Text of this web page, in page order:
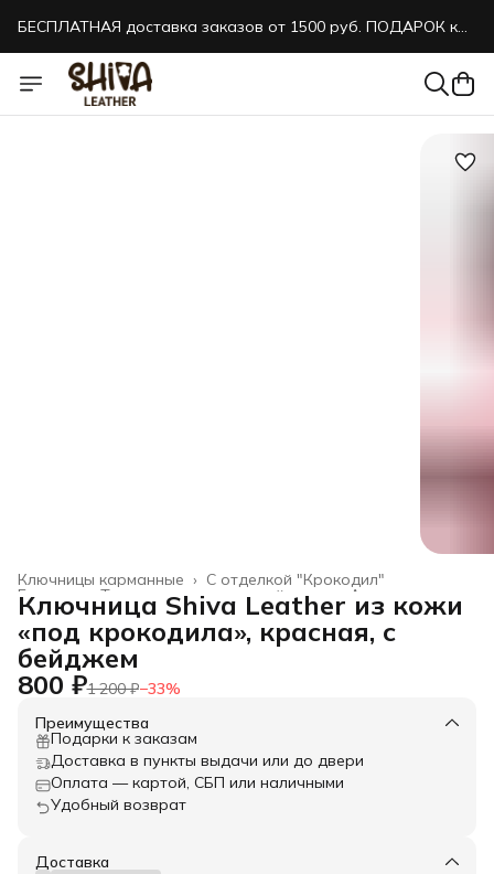
БЕСПЛАТНАЯ доставка заказов от 1500 руб. ПОДАРОК к
БЕСПЛАТНАЯ доставка заказов от 1500 руб. ПОДАРОК к
каждому заказу!
С отделкой "Крокодил"
Ключницы карманные ›
Аксессуары
Товары из натуральной кожи
Главная
Ключница Shiva Leather из кожи
«под крокодила», красная, с
бейджем
800 ₽1 200 ₽−33%
Преимущества
Подарки к заказам
Доставка в пункты выдачи или до двери
Оплата — картой, СБП или наличными
Удобный возврат
Доставка